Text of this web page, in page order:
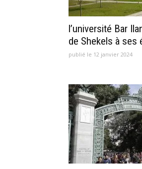
l’université Bar
de Shekels à ses
publié le 12 janvier 2024